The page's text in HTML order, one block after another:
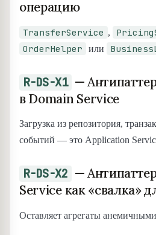
операцию
TransferService ,
OrderHelper или
R-DS-X1 —
в Domain Service
Загрузка из репозитория,
событий — это Application
R-DS-X2 —
Service как «свалка»
Оставляет агрегаты